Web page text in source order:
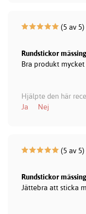
(5 av 5)
Rundstickor
Bra produkt
Hjälpte den här
Ja
Nej
(5 av 5)
Rundstickor
Jättebra att sticka